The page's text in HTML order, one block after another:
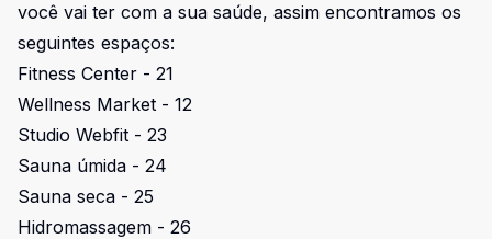
você vai ter com a sua saúde, assim encontramos os
seguintes espaços:
Fitness Center - 21
Wellness Market - 12
Studio Webfit - 23
Sauna úmida - 24
Sauna seca - 25
Hidromassagem - 26